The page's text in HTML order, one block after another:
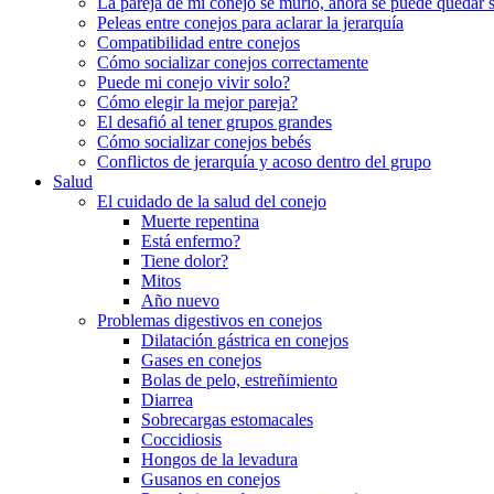
Peleas entre conejos para aclarar la jerarquía
Compatibilidad entre conejos
Cómo socializar conejos correctamente
Puede mi conejo vivir solo?
Cómo elegir la mejor pareja?
El desafió al tener grupos grandes
Cómo socializar conejos bebés
Conflictos de jerarquía y acoso dentro del grupo
Salud
El cuidado de la salud del conejo
Muerte repentina
Está enfermo?
Tiene dolor?
Mitos
Año nuevo
Problemas digestivos en conejos
Dilatación gástrica en conejos
Gases en conejos
Bolas de pelo, estreñimiento
Diarrea
Sobrecargas estomacales
Coccidiosis
Hongos de la levadura
Gusanos en conejos